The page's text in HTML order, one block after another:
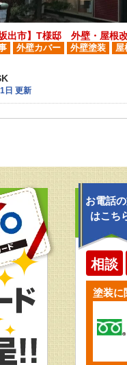
坂出市】T様邸 外壁・屋根
日 更新
外壁カバー 外壁塗装
屋
お電話
はこち
相談
塗装に